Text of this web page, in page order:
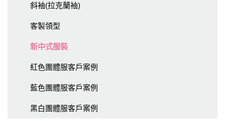
斜袖(拉克蘭袖)
客製領型
新中式服裝
紅色團體服客戶案例
藍色團體服客戶案例
黑白團體服客戶案例